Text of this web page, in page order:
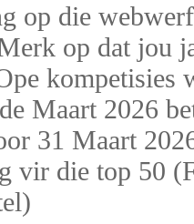
op die
op dat jou
kompetisies
Maart 2026
31 Maart
vir die top 50